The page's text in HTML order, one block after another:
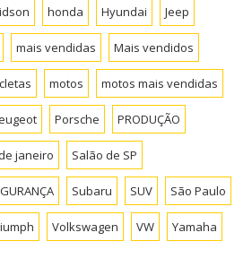
honda Hyundai Jeep
mais vendidas Mais vendidos
motos motos mais vendidas
Porsche PRODUÇÃO
janeiro Salão de SP
Subaru SUV São Paulo
Volkswagen VW Yamaha